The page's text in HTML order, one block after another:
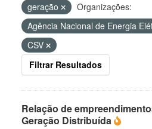
geração
Organizações:
Agência Nacional de Energia
CSV
Filtrar Resultados
Relação de
Geração Distribuída